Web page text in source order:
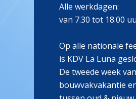
Alle werkdagen:
van 7.30 tot 18.00
Op alle nationale
is KDV La Luna
De tweede week
bouwvakvakantie